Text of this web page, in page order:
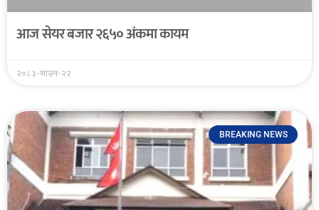
आज सेयर बजार २६५० अंकमा कायम
२०८३-साउन-२२
BREAKING NEWS